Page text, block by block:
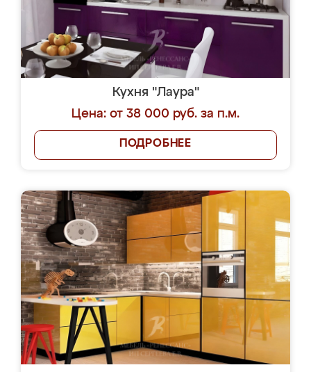
Кухня "Лаура"
Цена: от 38 000 руб. за п.м.
ПОДРОБНЕЕ